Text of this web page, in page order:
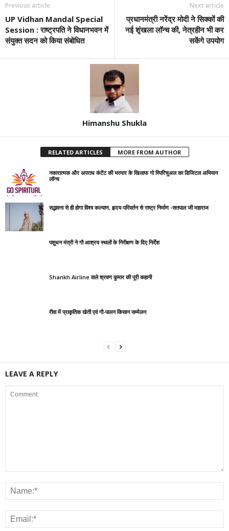
Previous article
UP Vidhan Mandal Special
Session : राष्ट्रपति ने व‍िधानभवन में
संयुक्‍त सदन को क‍िया संबोध‍ित
Next article
प्रधानमंत्री नरेंद्र मोदी ने सिक्कों की
नई शृंखला लॉन्च की, नेत्रहीन भी कर
सकेंगे उपयोग
Himanshu Shukla
RELATED ARTICLES MORE FROM AUTHOR
नकारात्मक और अपराध कंटेंट की भरमार के खिलाफ गो स्पिरिचुअल का डिजिटल अभियान
लॉन्च
सद्भावना से ही होगा विश्व कल्याण, हृदय-परिवर्तन से राष्ट्र निर्माण -सतपाल जी महाराज
पशुधन मंत्री ने गौ आश्रय स्थलों के निरीक्षण के दिए निर्देश
Shankh Airline वाले श्रवण कुमार की पूरी कहानी
रीवा में प्राकृतिक खेती एवं गौ-पालन किसान सम्मेलन
LEAVE A REPLY